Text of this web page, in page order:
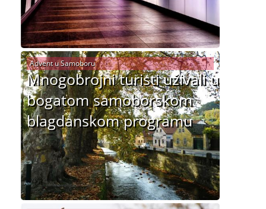
Mnogobrojni turisti uživali u
bogatom samoborskom
blagdanskom programu
Advent u Samoboru